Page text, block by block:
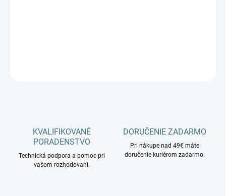
KVALIFIKOVANÉ
PORADENSTVO
Technická podpora a pomoc pri
vašom rozhodovaní.
DORUČENIE ZADARMO
Pri nákupe nad 49€ máte
doručenie kuriérom zadarmo.